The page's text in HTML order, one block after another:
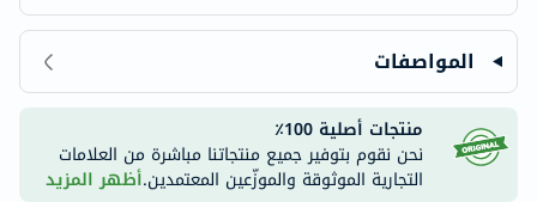
المواصفات
منتجات أصلية 100٪
نحن نقوم بتوفير جميع منتجاتنا مباشرة من العلامات
التجارية الموثوقة والموزّعين المعتمدين.أظهر المزيد